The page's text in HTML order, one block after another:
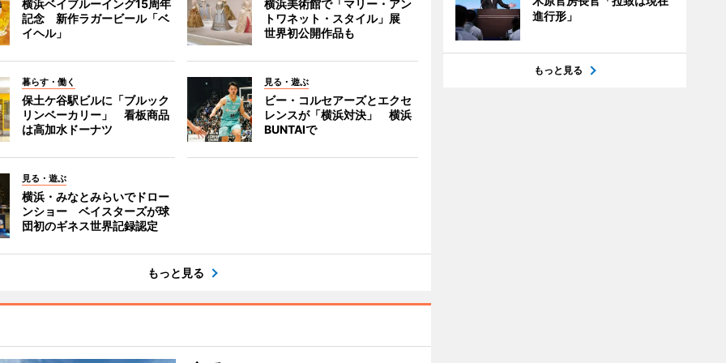
横浜ベイブルーイング15周年
記念 新作ラガービール「ベ
イヘル」
横浜美術館で「マリー・アン
トワネット・スタイル」展
世界初公開作品も
暮らす・働く
保土ケ谷駅ビルに「ブルック
リンベーカリー」 看板商品
は高加水ドーナツ
見る・遊ぶ
ビー・コルセアーズとエクセ
レンスが「横浜対決」 横浜
BUNTAIで
見る・遊ぶ
横浜・みなとみらいでドロー
ンショー ベイスターズが球
団初のギネス世界記録認定
もっと見る
進行形」
もっと見る